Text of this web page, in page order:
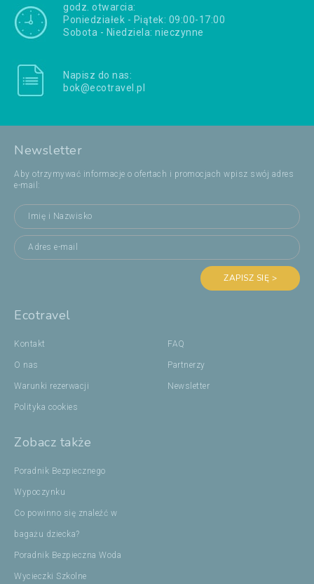
godz. otwarcia:
Poniedziałek - Piątek: 09:00-17:00
Sobota - Niedziela: nieczynne
Napisz do nas:
bok@ecotravel.pl
Newsletter
Aby otrzymywać informacje o ofertach i promocjach wpisz swój adres
e-mail:
ZAPISZ SIĘ >
Ecotravel
Kontakt
O nas
Warunki rezerwacji
Polityka cookies
FAQ
Partnerzy
Newsletter
Zobacz także
Poradnik Bezpiecznego
Wypoczynku
Co powinno się znaleźć w
bagażu dziecka?
Poradnik Bezpieczna Woda
Wycieczki Szkolne